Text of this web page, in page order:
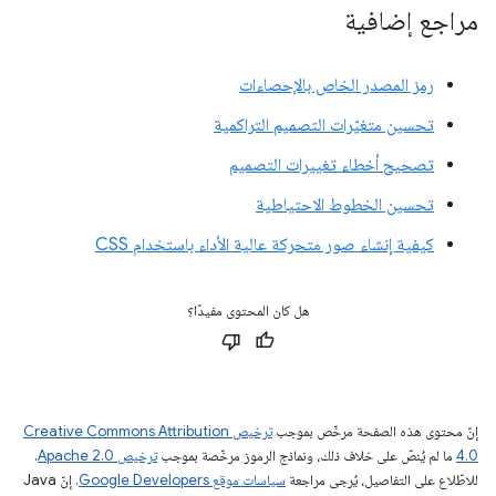
مراجع إضافية
رمز المصدر الخاص بالإحصاءات
تحسين متغيّرات التصميم التراكمية
تصحيح أخطاء تغييرات التصميم
تحسين الخطوط الاحتياطية
كيفية إنشاء صور متحركة عالية الأداء باستخدام CSS
هل كان المحتوى مفيدًا؟
إنّ محتوى هذه الصفحة مرخّص بموجب
ترخيص Creative Commons Attribution
4.0‏ ما لم يُنصّ على خلاف ذلك، ونماذج الرموز مرخّصة بموجبترخيص Apache 2.0‏
.
للاطّلاع على التفاصيل، يُرجى مراجعة سياسات موقع Google Developers‏
. إنّ Java